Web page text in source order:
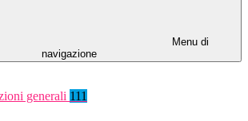
Menu di
navigazione
generali 111